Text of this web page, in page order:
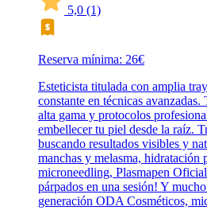
5,0 (1)
Reserva mínima: 26€
Esteticista titulada con amplia
constante en técnicas
alta gama y protocolos
embellecer tu piel desde la raíz.
buscando resultados visibles y
manchas y melasma, hidratación
microneedling, Plasmapen
párpados en una sesión! Y
generación ODA Cosméticos,